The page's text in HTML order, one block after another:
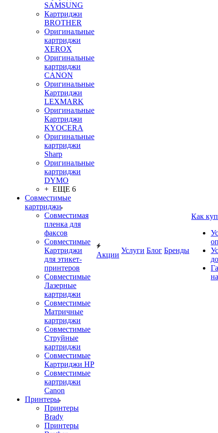
SAMSUNG
Картриджи
BROTHER
Оригинальные
картриджи
XEROX
Оригинальные
картриджи
CANON
Оригинальные
Картриджи
LEXMARK
Оригинальные
Картриджи
KYOCERA
Оригинальные
картриджи
Sharp
Оригинальные
картриджи
DYMO
+ ЕЩЕ 6
Совместимые
картриджи
Совместимая
пленка для
факсов
Совместимые
Картриджи
для этикет-
принтеров
Совместимые
Лазерные
картриджи
Совместимые
Матричные
картриджи
Совместимые
Струйные
картриджи
Совместимые
Картриджи HP
Совместимые
картриджи
Canon
Принтеры
Принтеры
Brady
Принтеры
Акции
Услуги Блог Бренды
Как